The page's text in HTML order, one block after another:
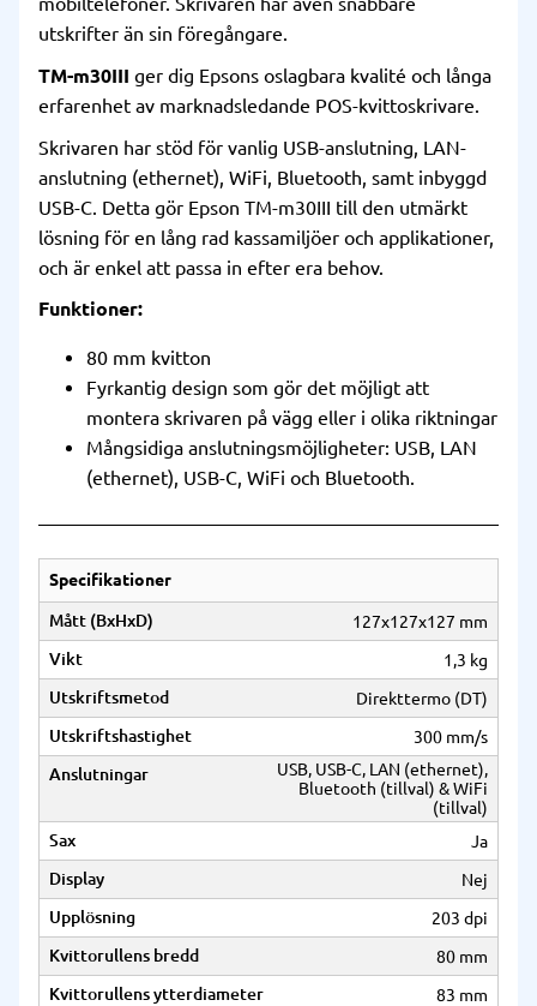
utskrifter än sin föregångare.
TM-m30III ger dig Epsons oslagbara kvalité och långa
erfarenhet av marknadsledande POS-kvittoskrivare.
Skrivaren har stöd för vanlig USB-anslutning, LAN-
anslutning (ethernet), WiFi, Bluetooth, samt inbyggd
USB-C. Detta gör Epson TM-m30III till den utmärkt
lösning för en lång rad kassamiljöer och applikationer,
och är enkel att passa in efter era behov.
Funktioner:
80 mm kvitton
Fyrkantig design som gör det möjligt att
montera skrivaren på vägg eller i olika riktningar
Mångsidiga anslutningsmöjligheter: USB, LAN
(ethernet), USB-C, WiFi och Bluetooth.
Specifikationer
Mått (BxHxD)
127x127x127 mm
Vikt
1,3 kg
Utskriftsmetod
Direkttermo (DT)
Utskriftshastighet
300 mm/s
Anslutningar
USB, USB-C, LAN (ethernet),
Bluetooth (tillval) & WiFi
(tillval)
Sax
Ja
Display
Nej
Upplösning
203 dpi
Kvittorullens bredd
80 mm
Kvittorullens ytterdiameter
83 mm